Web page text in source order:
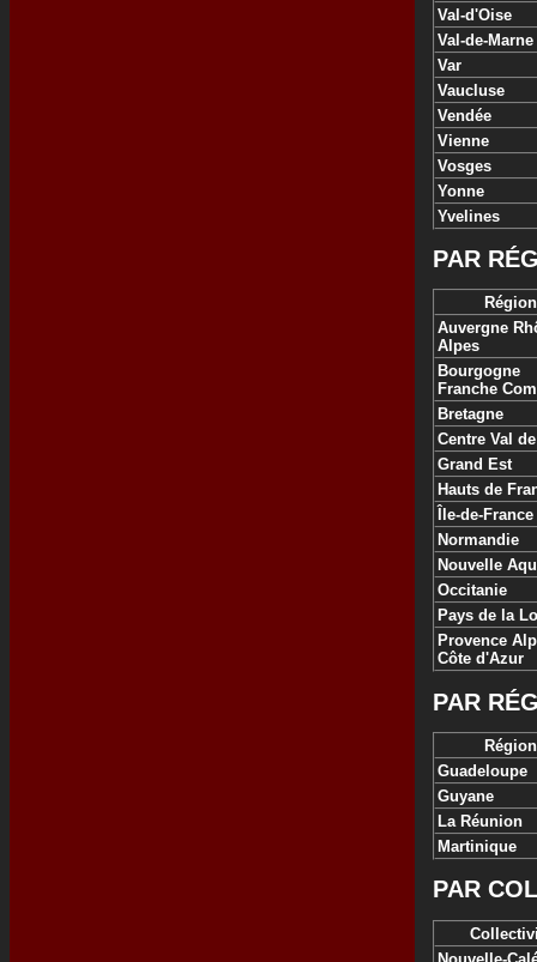
Val-d'Oise
Val-de-Marne
Var
Vaucluse
Vendée
Vienne
Vosges
Yonne
Yvelines
PAR
Région
Auvergne
Alpes
Bourgogne
Franche
Bretagne
Centre Val
Grand Est
Hauts de
Île-de-France
Normandie
Nouvelle
Occitanie
Pays de la
Provence
Côte d'Azur
PAR
Région
Guadeloupe
Guyane
La Réunion
Martinique
PAR